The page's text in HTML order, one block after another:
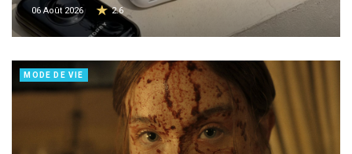
06 Août 2026 2.6
MODE DE VIE